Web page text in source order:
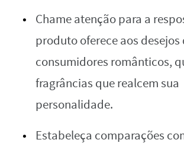
Chame atenção para a
produto oferece aos desejos
consumidores românticos,
fragrâncias que realcem sua
personalidade.
Estabeleça comparações